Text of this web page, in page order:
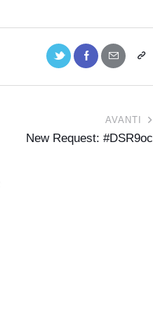
AVANTI
New Request: #DSR9oc